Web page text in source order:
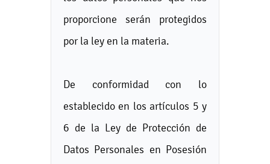
proporcione serán protegidos
por la ley en la materia.
De conformidad con lo
establecido en los artículos 5 y
6 de la Ley de Protección de
Datos Personales en Posesión